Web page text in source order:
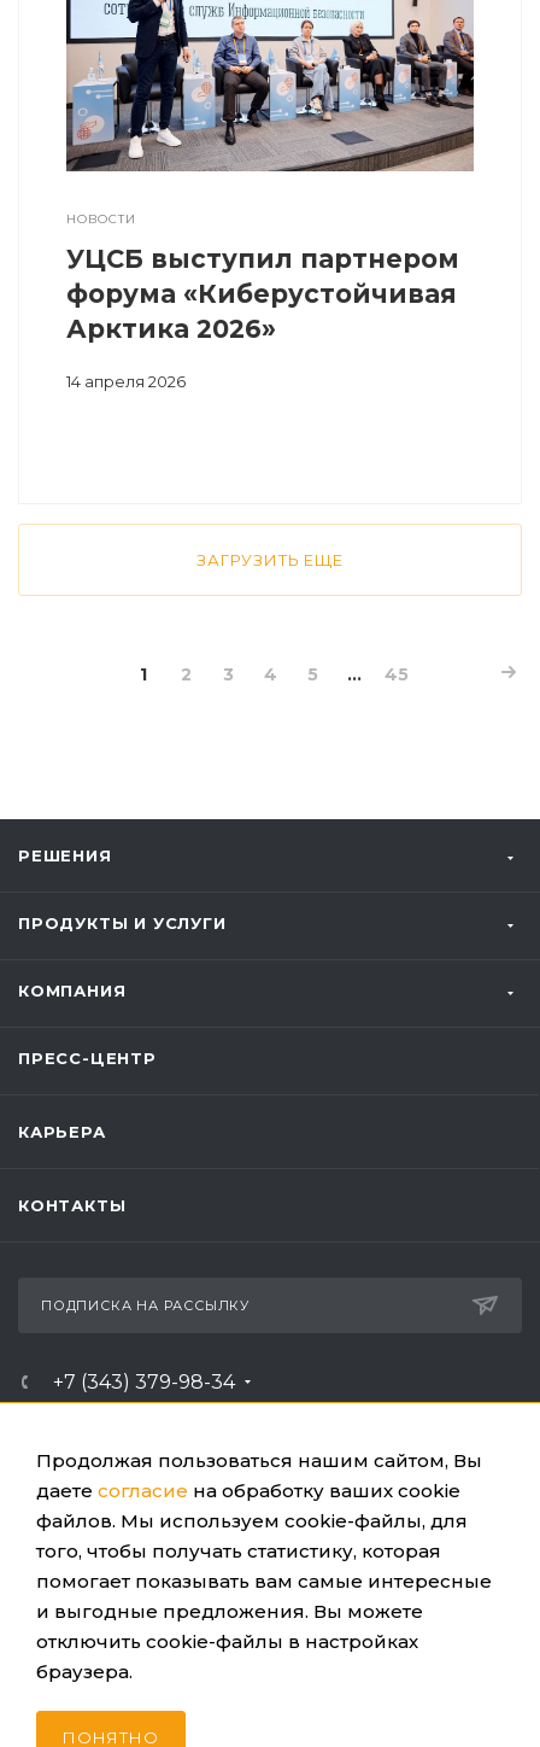
НОВОСТИ
УЦСБ выступил партнером
форума «Киберустойчивая
Арктика 2026»
14 апреля 2026
ЗАГРУЗИТЬ ЕЩЕ
1 2 3 4 5 ... 45
РЕШЕНИЯ
ПРОДУКТЫ И УСЛУГИ
КОМПАНИЯ
ПРЕСС-ЦЕНТР
КАРЬЕРА
КОНТАКТЫ
ПОДПИСКА НА РАССЫЛКУ
+7 (343) 379-98-34
info@ussc.ru
Россия, 620100, г. Екатеринбург, ул. Ткачей, 6
ПОЛИТИКА КОНФИДЕНЦИАЛЬНОСТИ
© 2026 ООО «УЦСБ». Все права защищены.
Продолжая пользоваться нашим сайтом, Вы
даете согласие на обработку ваших cookie
файлов. Мы используем cookie-файлы, для
того, чтобы получать статистику, которая
помогает показывать вам самые интересные
и выгодные предложения. Вы можете
отключить cookie-файлы в настройках
браузера.
ПОНЯТНО